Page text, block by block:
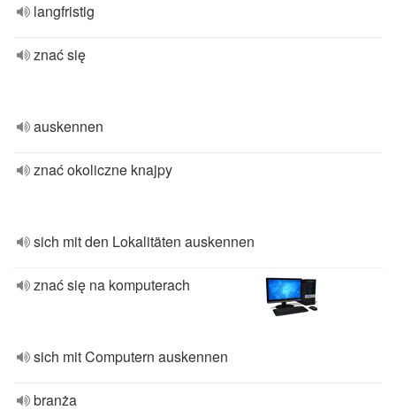
langfristig
znać się
auskennen
znać okoliczne knajpy
sich mit den Lokalitäten auskennen
znać się na komputerach
sich mit Computern auskennen
branża